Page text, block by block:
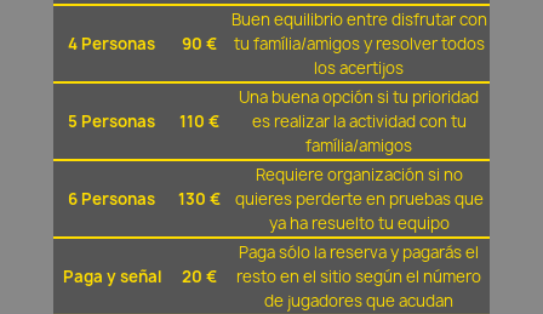
4 Personas 90 €
Buen equilibrio entre disfrutar con
tu família/amigos y resolver todos
los acertijos
5 Personas 110 €
Una buena opción si tu prioridad
es realizar la actividad con tu
família/amigos
6 Personas 130 €
Requiere organización si no
quieres perderte en pruebas que
ya ha resuelto tu equipo
Paga y señal 20 €
Paga sólo la reserva y pagarás el
resto en el sitio según el número
de jugadores que acudan